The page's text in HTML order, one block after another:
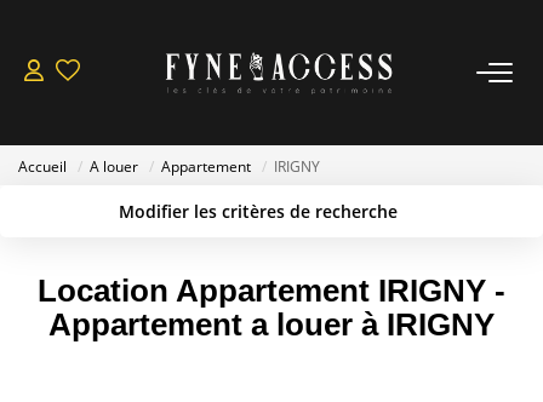
Acheter
Louer
Accueil A louer Appartement IRIGNY
Modifier les critères de recherche
Sélectionnez...
Type de bien
Surface min
Location Appartement IRIGNY -
Appartement a louer à IRIGNY